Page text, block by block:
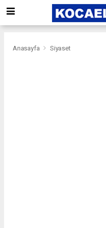
Anasayfa Siyaset